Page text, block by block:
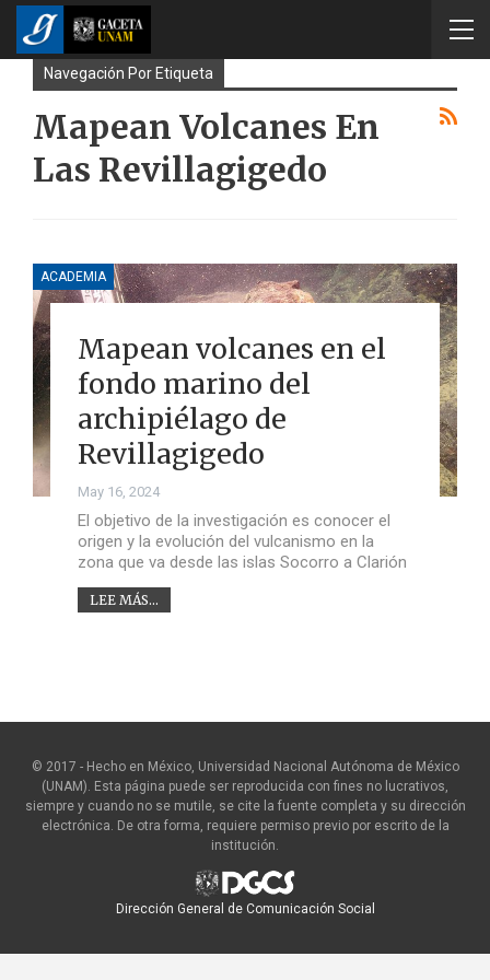
Navegación Por Etiqueta
Mapean Volcanes En
Las Revillagigedo
ACADEMIA
Mapean volcanes en el
fondo marino del
archipiélago de
Revillagigedo
May 16, 2024
El objetivo de la investigación es conocer el
origen y la evolución del vulcanismo en la
zona que va desde las islas Socorro a Clarión
LEE MÁS...
© 2017 - Hecho en México, Universidad Nacional Autónoma de México
(UNAM). Esta página puede ser reproducida con fines no lucrativos,
siempre y cuando no se mutile, se cite la fuente completa y su dirección
electrónica. De otra forma, requiere permiso previo por escrito de la
institución.
Dirección General de Comunicación Social